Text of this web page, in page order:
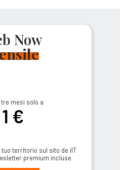
Now
mesi solo a
1 €
tuo territorio sul sito de ilT
premium incluse